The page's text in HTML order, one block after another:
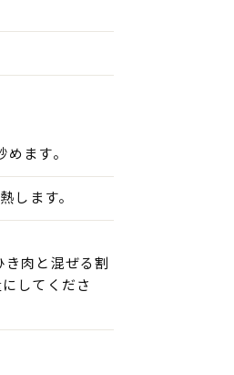
ます。
します。
肉と混ぜる割
してくださ